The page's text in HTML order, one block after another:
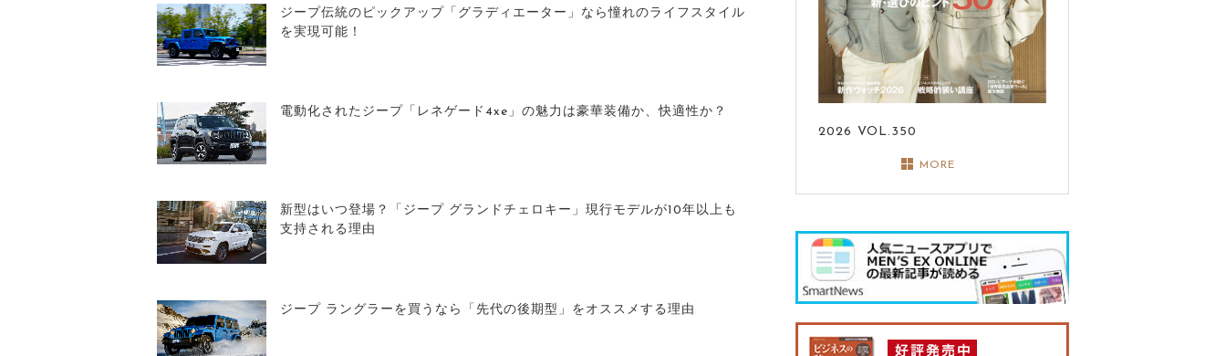
ジープ伝統のピックアップ「グラディエーター」なら憧れのライフスタイル
を実現可能！
電動化されたジープ「レネゲード4xe」の魅力は豪華装備か、快適性か？
新型はいつ登場？「ジープ グランドチェロキー」現行モデルが10年以上も
支持される理由
ジープ ラングラーを買うなら「先代の後期型」をオススメする理由
2026 VOL.350
MORE